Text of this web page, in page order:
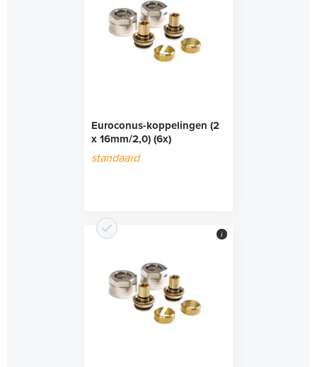
Euroconus-koppelingen (2
x 16mm/2,0) (6x)
standaard
i